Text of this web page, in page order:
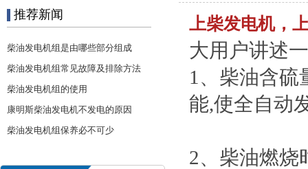
推荐新闻
柴油发电机组是由哪些部分组成
柴油发电机组常见故障及排除方法
柴油发电机组的使用
康明斯柴油发电机不发电的原因
柴油发电机组保养必不可少
上柴发电机，
大用户讲述
1、柴油含硫
能,使全自动
2、柴油燃烧